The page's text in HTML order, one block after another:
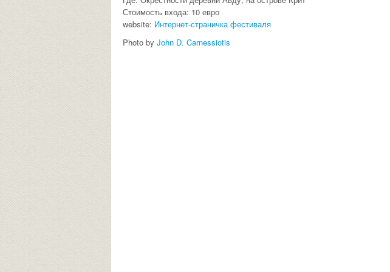
Стоимость входа: 10 евро
website: Интернет-страничка фестиваля
Photo by John D. Carnessiotis